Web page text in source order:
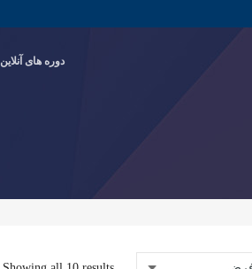
دوره های آنلاین